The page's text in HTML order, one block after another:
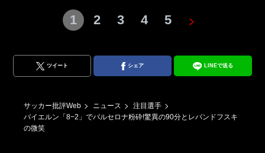
1 2 3 4 5
ツイート シェア LINEで送る
サッカー批評Web ニュース
注目選手
バイエルン「8−2」でバルセロナ粉砕!驚異の90分とレバンドフスキ
の微笑